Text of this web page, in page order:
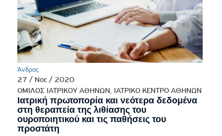
Άνδρας
27 / Νοε / 2020
ΟΜΙΛΟΣ ΙΑΤΡΙΚΟΥ ΑΘΗΝΩΝ, ΙΑΤΡΙΚΟ ΚΕΝΤΡΟ ΑΘΗΝΩΝ
Ιατρική πρωτοπορία και νεότερα δεδομένα
στη θεραπεία της λιθίασης του
ουροποιητικού και τις παθήσεις του
προστάτη